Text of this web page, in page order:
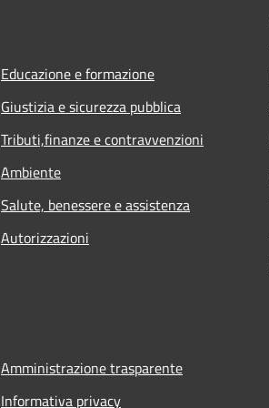
Educazione e formazione
Giustizia e sicurezza pubblica
Tributi,finanze e contravvenzioni
Ambiente
Salute, benessere e assistenza
Autorizzazioni
Amministrazione trasparente
Informativa privacy